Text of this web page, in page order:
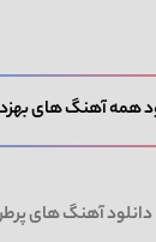
همه آهنگ های بهزد
دانلود آهنگ های